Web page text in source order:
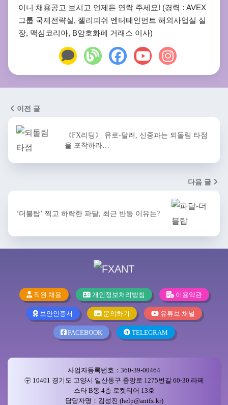
이니 채용공고 보시고 언제든 연락 주세요! (경력 : AVEX
그룹 국제전략실, 젤리피쉬 엔터테인먼트 해외사업실 실
장, 맥심코리아, B암호화폐 거래소 이사)
이전 글
《FX리딩》 유로-달러, 신중파는 되돌림 타점
을 포착하라…
다음 글
‘더블탑’ 찍고 하락한 파달, 최근 반등 이유는?
직원 채용 개인정보처리방침 이용약관
보안인증서 문의하기 유튜브 채널
FACEBOOK TELEGRAM
사업자등록번호：360-39-00464
〶 10401 경기도 고양시 일산동구 중앙로 1275번길 60-30 라페
스타 B동 4층 로켓티어 13호
담당자명：김성진 (help@antfx.kr)